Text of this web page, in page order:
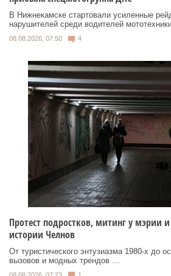
В Нижнекамске стартовали усиленные
нарушителей среди водителей
08.08.2026, 07:50 4
Протест подростков, митинг у мэрии
истории Челнов
От туристического энтузиазма 1980‑х до
вызовов и модных трендов ...
08.08.2026, 07:23 1